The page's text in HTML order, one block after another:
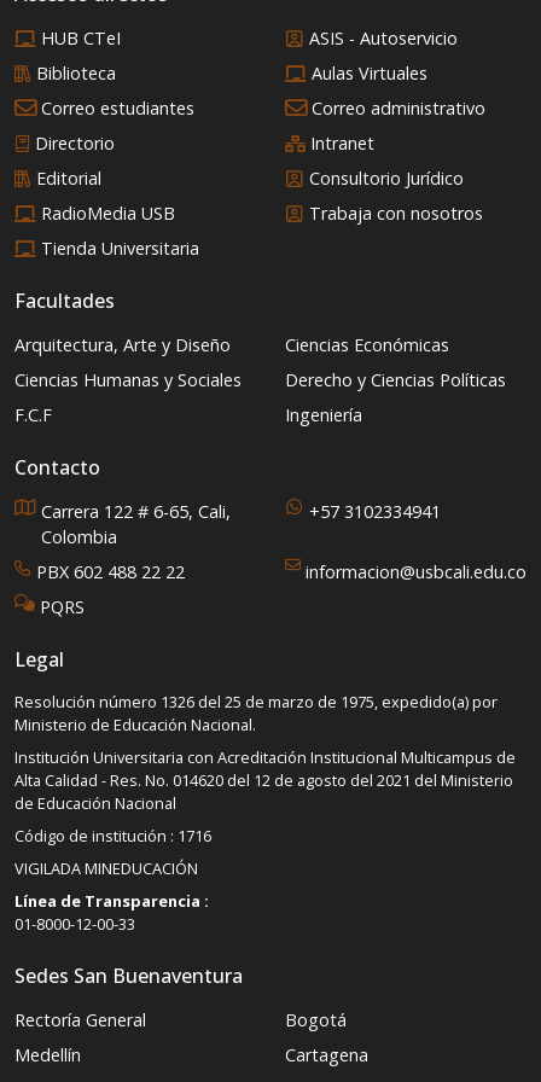
HUB CTeI
ASIS - Autoservicio
Biblioteca
Aulas Virtuales
Correo estudiantes
Correo administrativo
Directorio
Intranet
Editorial
Consultorio Jurídico
RadioMedia USB
Trabaja con nosotros
Tienda Universitaria
Facultades
Arquitectura, Arte y Diseño
Ciencias Económicas
Ciencias Humanas y Sociales
Derecho y Ciencias Políticas
F.C.F
Ingeniería
Contacto
Carrera 122 # 6-65, Cali,
Colombia
+57 3102334941
PBX 602 488 22 22
informacion@usbcali.edu.co
PQRS
Legal
Resolución número 1326 del 25 de marzo de 1975, expedido(a) por
Ministerio de Educación Nacional.
Institución Universitaria con Acreditación Institucional Multicampus de
Alta Calidad - Res. No. 014620 del 12 de agosto del 2021 del Ministerio
de Educación Nacional
Código de institución : 1716
VIGILADA MINEDUCACIÓN
Línea de Transparencia :
01-8000-12-00-33
Sedes San Buenaventura
Rectoría General
Bogotá
Medellín
Cartagena